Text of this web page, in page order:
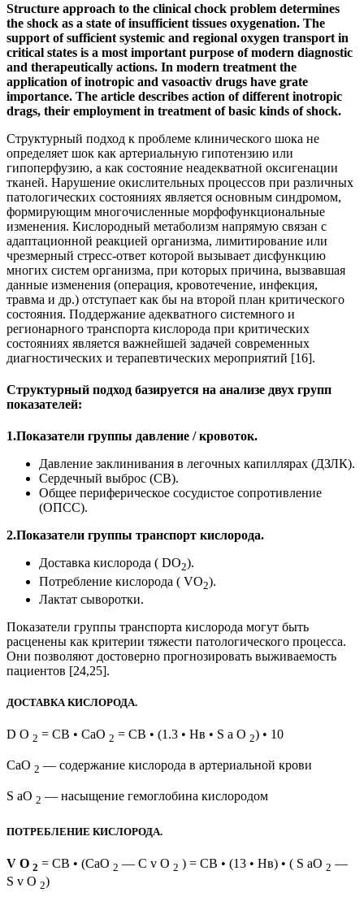
Structure approach to the clinical chock problem determines
the shock as a state of insufficient tissues oxygenation. The
support of sufficient systemic and regional oxygen transport in
critical states is a most important purpose of modern diagnostic
and therapeutically actions. In modern treatment the
application of inotropic and vasoactiv drugs have grate
importance. The article describes action of different inotropic
drags, their employment in treatment of basic kinds of shock.
Структурный подход к проблеме клинического шока не
определяет шок как артериальную гипотензию или
гипоперфузию, а как состояние неадекватной оксигенации
тканей. Нарушение окислительных процессов при различных
патологических состояниях является основным синдромом,
формирующим многочисленные морфофункциональные
изменения. Кислородный метаболизм напрямую связан с
адаптационной реакцией организма, лимитирование или
чрезмерный стресс-ответ которой вызывает дисфункцию
многих систем организма, при которых причина, вызвавшая
данные изменения (операция, кровотечение, инфекция,
травма и др.) отступает как бы на второй план критического
состояния. Поддержание адекватного системного и
регионарного транспорта кислорода при критических
состояниях является важнейшей задачей современных
диагностических и терапевтических мероприятий [16].
Структурный подход базируется на анализе двух групп
показателей:
1.Показатели группы давление / кровоток.
Давление заклинивания в легочных капиллярах (ДЗЛК).
Сердечный выброс (СВ).
Общее периферическое сосудистое сопротивление
(ОПСС).
2.Показатели группы транспорт кислорода.
Доставка кислорода ( DО2).
Потребление кислорода ( VО2).
Лактат сыворотки.
Показатели группы транспорта кислорода могут быть
расценены как критерии тяжести патологического процесса.
Они позволяют достоверно прогнозировать выживаемость
пациентов [24,25].
ДОСТАВКА КИСЛОРОДА.
D О 2 = СВ • СаО 2 = СВ • (1.3 • Нв • S а О 2) • 10
СаО 2 — содержание кислорода в артериальной крови
S аО 2 — насыщение гемоглобина кислородом
ПОТРЕБЛЕНИЕ КИСЛОРОДА.
V О 2 = СВ • (СаО 2 — С v О 2 ) = СВ • (13 • Нв) • ( S аО 2 —
S v O 2)